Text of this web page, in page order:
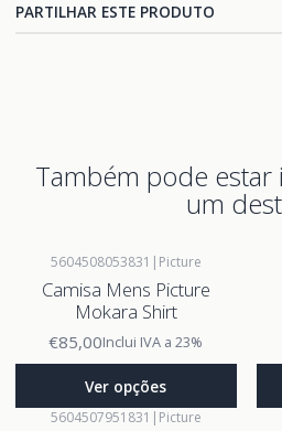
PARTILHAR ESTE PRODUTO
Também pode estar
um
5604508053831 | Picture
Camisa Mens Picture
Mokara Shirt
€85,00Inclui IVA a 23%
Ver opções
5604507951831 | Picture